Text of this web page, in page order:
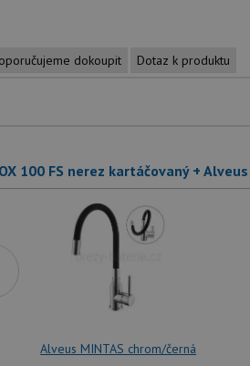
dokoupit Dotaz k produktu
100 FS nerez kartáčovaný +
Alveus MINTAS chrom/černá